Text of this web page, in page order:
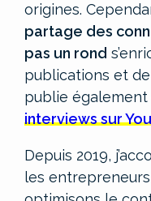
origines.
partage des
pas un rond
publications et
publie également
interviews sur
Depuis 2019,
les